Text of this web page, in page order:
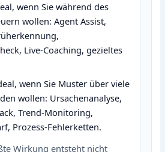
wenn Sie während des
wollen: Agent Assist,
Live‑Coaching, gezieltes
wenn Sie Muster über viele
wollen: Ursachenanalyse,
Trend‑Monitoring,
Prozess‑Fehlerketten.
Wirkung entsteht nicht